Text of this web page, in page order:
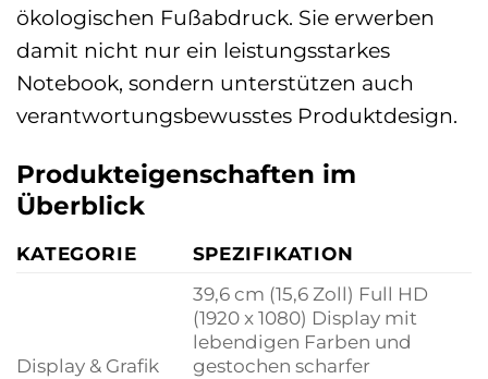
ökologischen Fußabdruck. Sie erwerben
damit nicht nur ein leistungsstarkes
Notebook, sondern unterstützen auch
verantwortungsbewusstes Produktdesign.
Produkteigenschaften im
Überblick
KATEGORIE SPEZIFIKATION
Display & Grafik
39,6 cm (15,6 Zoll) Full HD
(1920 x 1080) Display mit
lebendigen Farben und
gestochen scharfer